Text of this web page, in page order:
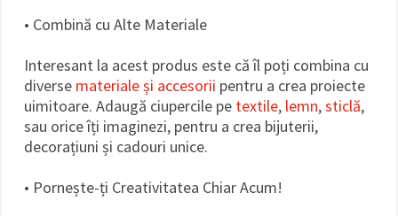
• Combină cu Alte Materiale
Interesant la acest produs este că îl poți combina cu
diverse materiale și accesorii pentru a crea proiecte
uimitoare. Adaugă ciupercile pe textile, lemn,sticlă,
sau orice îți imaginezi, pentru a crea bijuterii,
decorațiuni și cadouri unice.
• Pornește-ți Creativitatea Chiar Acum!